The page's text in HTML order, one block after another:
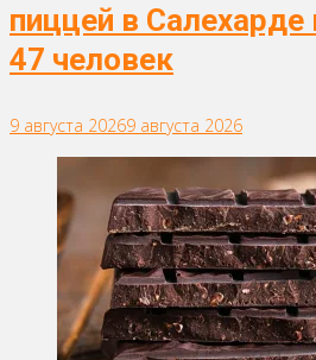
пиццей в
47 человек
9 августа 20269 августа 2026